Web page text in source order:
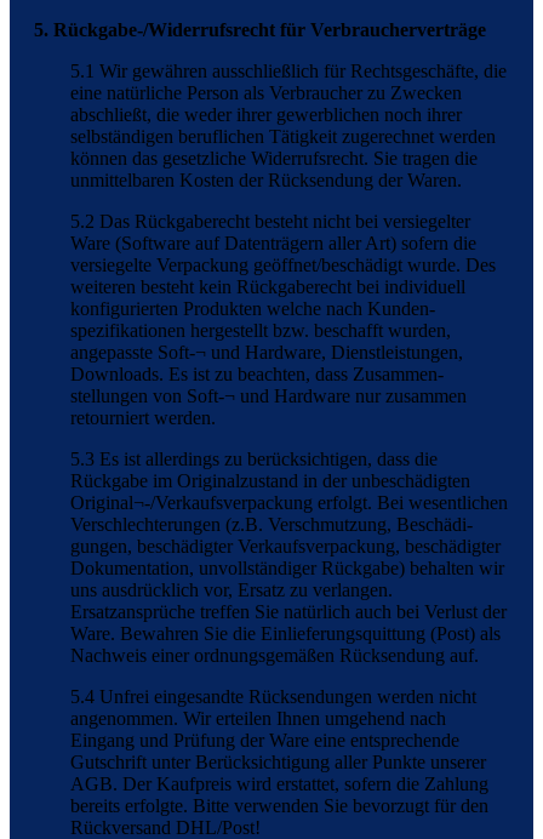
5. Rückgabe-/Widerrufsrecht für Verbraucherverträge
5.1 Wir gewähren ausschließlich für Rechtsgeschäfte, die
eine natürliche Person als Verbraucher zu Zwecken
abschließt, die weder ihrer gewerblichen noch ihrer
selbständigen beruflichen Tätigkeit zugerechnet werden
können das gesetzliche Widerrufsrecht. Sie tragen die
unmittelbaren Kosten der Rücksendung der Waren.
5.2 Das Rückgaberecht besteht nicht bei versiegelter
Ware (Software auf Datenträgern aller Art) sofern die
versiegelte Verpackung geöffnet/beschädigt wurde. Des
weiteren besteht kein Rückgaberecht bei individuell
konfigurierten Produkten welche nach Kunden-
spezifikationen hergestellt bzw. beschafft wurden,
angepasste Soft-¬ und Hardware, Dienstleistungen,
Downloads. Es ist zu beachten, dass Zusammen-
stellungen von Soft-¬ und Hardware nur zusammen
retourniert werden.
5.3 Es ist allerdings zu berücksichtigen, dass die
Rückgabe im Originalzustand in der unbeschädigten
Original¬-/Verkaufsverpackung erfolgt. Bei wesentlichen
Verschlechterungen (z.B. Verschmutzung, Beschädi-
gungen, beschädigter Verkaufsverpackung, beschädigter
Dokumentation, unvollständiger Rückgabe) behalten wir
uns ausdrücklich vor, Ersatz zu verlangen.
Ersatzansprüche treffen Sie natürlich auch bei Verlust der
Ware. Bewahren Sie die Einlieferungsquittung (Post) als
Nachweis einer ordnungsgemäßen Rücksendung auf.
5.4 Unfrei eingesandte Rücksendungen werden nicht
angenommen. Wir erteilen Ihnen umgehend nach
Eingang und Prüfung der Ware eine entsprechende
Gutschrift unter Berücksichtigung aller Punkte unserer
AGB. Der Kaufpreis wird erstattet, sofern die Zahlung
bereits erfolgte. Bitte verwenden Sie bevorzugt für den
Rückversand DHL/Post!